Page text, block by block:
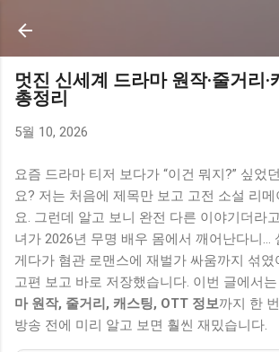
멋진 신세계 드라마 원작·줄거리·
총정리
5월 10, 2026
요즘 드라마 티저 보다가 “이건 뭐지?” 싶었
요? 저는 처음에 제목만 보고 고전 소설 리
요. 그런데 알고 보니 완전 다른 이야기더라
녀가 2026년 무명 배우 몸에서 깨어난다니…
게다가 혐관 로맨스에 재벌가 싸움까지 섞였
고편 보고 바로 저장했습니다. 이번 글에서는
마 원작, 줄거리, 캐스팅, OTT 정보까지 한
방송 전에 미리 알고 보면 훨씬 재밌습니다.